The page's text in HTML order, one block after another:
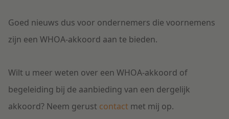
Goed nieuws dus voor ondernemers die voornemens
zijn een WHOA-akkoord aan te bieden.
Wilt u meer weten over een WHOA-akkoord of
begeleiding bij de aanbieding van een dergelijk
akkoord? Neem gerust contact met mij op.